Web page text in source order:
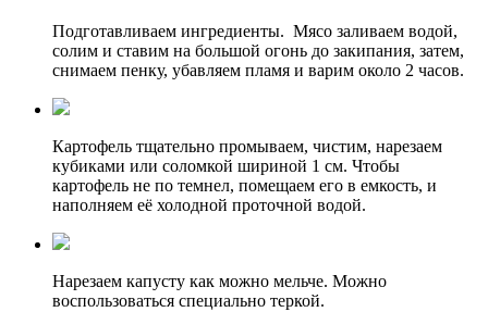
Подготавливаем ингредиенты. Мясо заливаем водой,
солим и ставим на большой огонь до закипания, затем,
снимаем пенку, убавляем пламя и варим около 2 часов.
Картофель тщательно промываем, чистим, нарезаем
кубиками или соломкой шириной 1 см. Чтобы
картофель не по темнел, помещаем его в емкость, и
наполняем её холодной проточной водой.
Нарезаем капусту как можно мельче. Можно
воспользоваться специально теркой.